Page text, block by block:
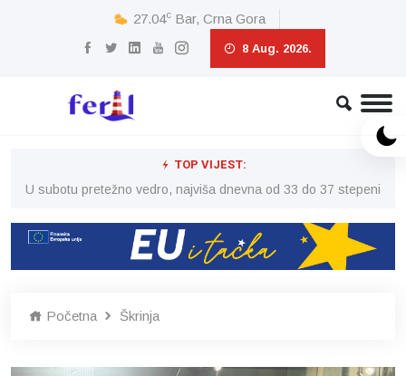
27.04c Bar, Crna Gora
8 Aug. 2026.
TOP VIJEST:
U subotu pretežno vedro, najviša dnevna od 33 do 37 stepeni
Početna Škrinja